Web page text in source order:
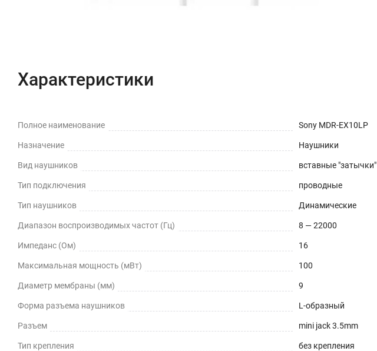
Характеристики
Полное наименование Sony MDR-EX10LP
Назначение Наушники
Вид наушников вставные "затычки"
Тип подключения проводные
Тип наушников Динамические
Диапазон воспроизводимых частот (Гц) 8 — 22000
Импеданс (Ом) 16
Максимальная мощность (мВт) 100
Диаметр мембраны (мм) 9
Форма разъема наушников L-образный
Разъем mini jack 3.5mm
Тип крепления без крепления